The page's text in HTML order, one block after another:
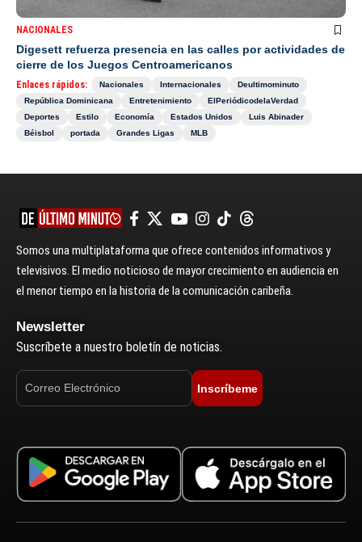
NACIONALES
Digesett refuerza presencia en las calles por actividades de
cierre de los Juegos Centroamericanos
Enlaces rápidos: Nacionales Internacionales
Deultimominuto
República Dominicana
Entretenimiento
ElPeriódicodelaVerdad
Deportes
Estilo Economía Estados Unidos
Luis Abinader
Béisbol
portada Grandes Ligas MLB
Somos una multiplataforma que ofrece contenidos informativos y
televisivos. El medio noticioso de mayor crecimiento en audiencia en
el menor tiempo en la historia de la comunicación caribeña.
Newsletter
Suscríbete a nuestro boletín de noticias.
Inscríbeme